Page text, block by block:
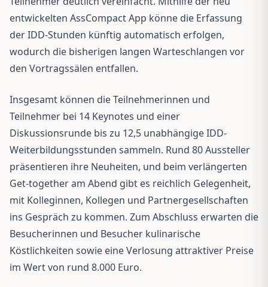
entwickelten AssCompact App könne die Erfassung
der IDD-Stunden künftig automatisch erfolgen,
wodurch die bisherigen langen Warteschlangen vor
den Vortragssälen entfallen.
Insgesamt können die Teilnehmerinnen und
Teilnehmer bei 14 Keynotes und einer
Diskussionsrunde bis zu 12,5 unabhängige IDD-
Weiterbildungsstunden sammeln. Rund 80 Aussteller
präsentieren ihre Neuheiten, und beim verlängerten
Get-together am Abend gibt es reichlich Gelegenheit,
mit Kolleginnen, Kollegen und Partnergesellschaften
ins Gespräch zu kommen. Zum Abschluss erwarten die
Besucherinnen und Besucher kulinarische
Köstlichkeiten sowie eine Verlosung attraktiver Preise
im Wert von rund 8.000 Euro.